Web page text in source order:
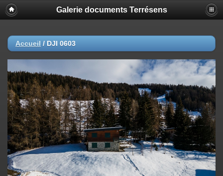
Galerie documents Terrésens
Accueil / DJI 0603